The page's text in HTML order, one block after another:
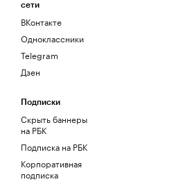
сети
ВКонтакте
Одноклассники
Telegram
Дзен
Подписки
Скрыть баннеры
на РБК
Подписка на РБК
Корпоративная
подписка